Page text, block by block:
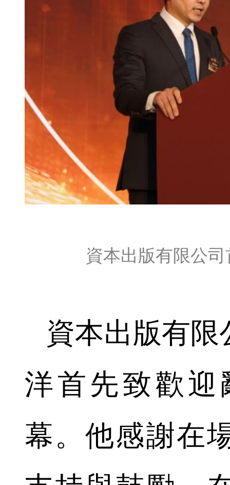
資本出版有限公
資本出版有限
洋首先致歡
幕。他感謝在